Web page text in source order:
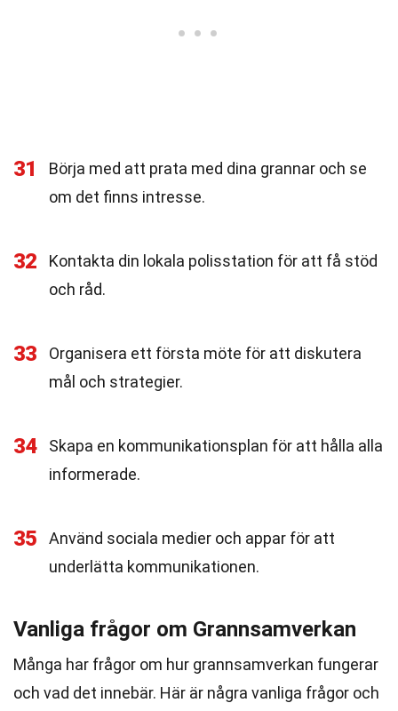
31
Börja med att prata med dina grannar och se
om det finns intresse.
32
Kontakta din lokala polisstation för att få stöd
och råd.
33
Organisera ett första möte för att diskutera
mål och strategier.
34
Skapa en kommunikationsplan för att hålla alla
informerade.
35
Använd sociala medier och appar för att
underlätta kommunikationen.
Vanliga frågor om Grannsamverkan
Många har frågor om hur grannsamverkan fungerar
och vad det innebär. Här är några vanliga frågor och